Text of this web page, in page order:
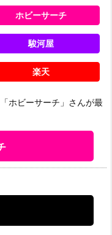
ホビーサーチ
駿河屋
楽天
ホビーサーチ」さんが最